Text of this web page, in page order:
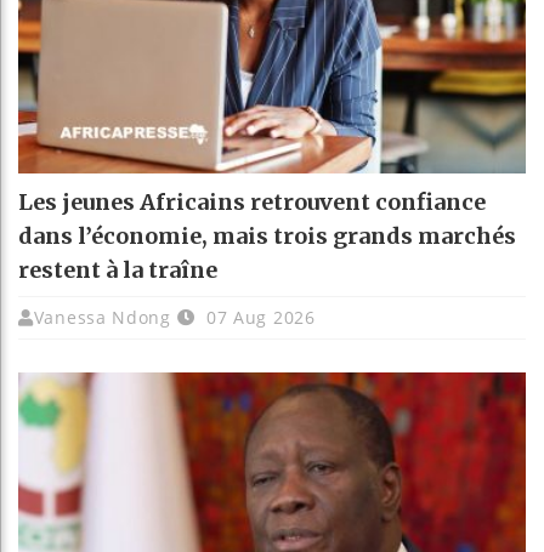
Les jeunes Africains retrouvent confiance
dans l’économie, mais trois grands marchés
restent à la traîne
Vanessa Ndong 07 Aug 2026